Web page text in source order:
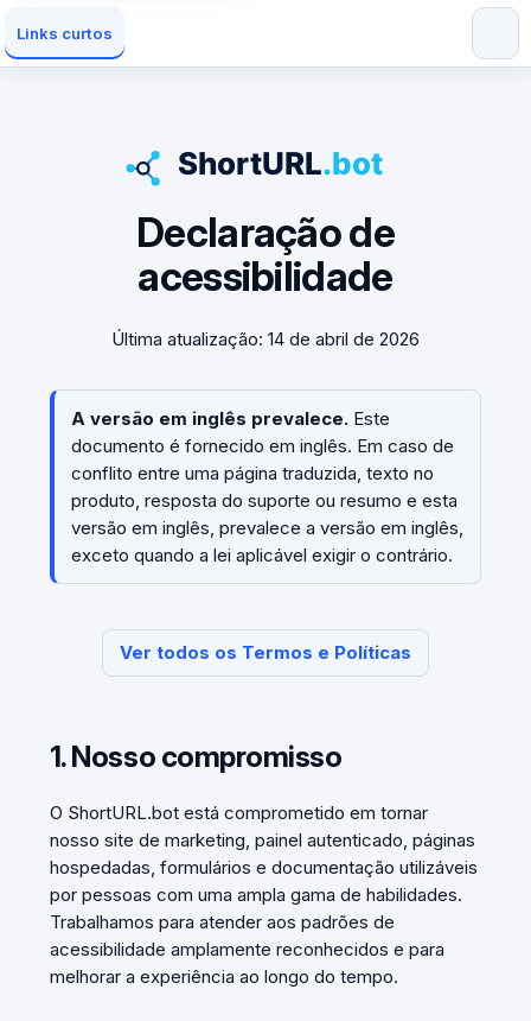
Links curtos
Declaração de
acessibilidade
Última atualização: 14 de abril de 2026
A versão em inglês prevalece.Este
documento é fornecido em inglês. Em caso de
conflito entre uma página traduzida, texto no
produto, resposta do suporte ou resumo e esta
versão em inglês, prevalece a versão em inglês,
exceto quando a lei aplicável exigir o contrário.
Ver todos os Termos e Políticas
1. Nosso compromisso
O ShortURL.bot está comprometido em tornar
nosso site de marketing, painel autenticado, páginas
hospedadas, formulários e documentação utilizáveis
por pessoas com uma ampla gama de habilidades.
Trabalhamos para atender aos padrões de
acessibilidade amplamente reconhecidos e para
melhorar a experiência ao longo do tempo.